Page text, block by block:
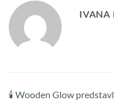
IVANA
🕯️ Wooden Glow